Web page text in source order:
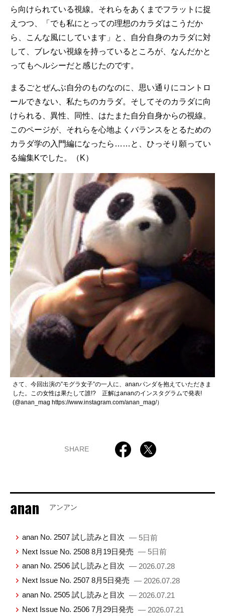
ら向けられている視線。それらをあくまでフラットに捉
えつつ、「でも私にとっての理想のカラダはこうだか
ら、こんな風にしています」と、自分自身のカラダに対
して、ブレない視線を持っているところが、なんだかと
ってもヘルシーだと感じたのです。
まるごとぜんぶ自分のものなのに、思い通りにコントロ
ールできない、私たちのカラダ。そしてそのカラダに向
けられる、異性、同性、はたまた自分自身からの視線。
このページが、それらを心地よくバランスをとるための
カラダ学の入門編になったら……と、ひっそり願ってい
る編集Kでした。（K）
さて、今回出演の”モグラ女子”の一人に、ananパンダを抱えていただきま
した。この女性は果たして誰!? 正解はananのインスタグラムで発表!
(@anan_mag https://www.instagram.com/anan_mag/）
SHARE
anan アンアン
anan No. 2507 試し読みと目次 — 5日前
Next Issue No. 2508 8月19日発売 — 5日前
anan No. 2506 試し読みと目次 — 2026.07.28
Next Issue No. 2507 8月5日発売 — 2026.07.28
anan No. 2505 試し読みと目次 — 2026.07.21
Next Issue No. 2506 7月29日発売 — 2026.07.21